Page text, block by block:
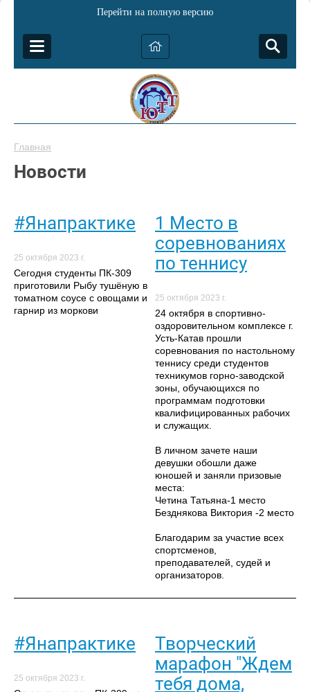
Перейти на полную версию
Главная
Новости
#Янапрактике
25 октября 2023 г.
Сегодня студенты ПК-309
приготовили Рыбу тушёную в
томатном соусе с овощами и
гарнир из моркови
1 Место в
соревнованиях
по теннису
25 октября 2023 г.
24 октября в спортивно-
оздоровительном комплексе г.
Усть-Катав прошли
соревнования по настольному
теннису среди студентов
техникумов горно-заводской
зоны, обучающихся по
программам подготовки
квалифицированных рабочих
и служащих.
В личном зачете наши
девушки обошли даже
юношей и заняли призовые
места:
Четина Татьяна-1 место
Безднякова Виктория -2 место
Благодарим за участие всех
спортсменов,
преподавателей, судей и
организаторов.
#Янапрактике
25 октября 2023 г.
Творческий
марафон "Ждем
тебя дома,